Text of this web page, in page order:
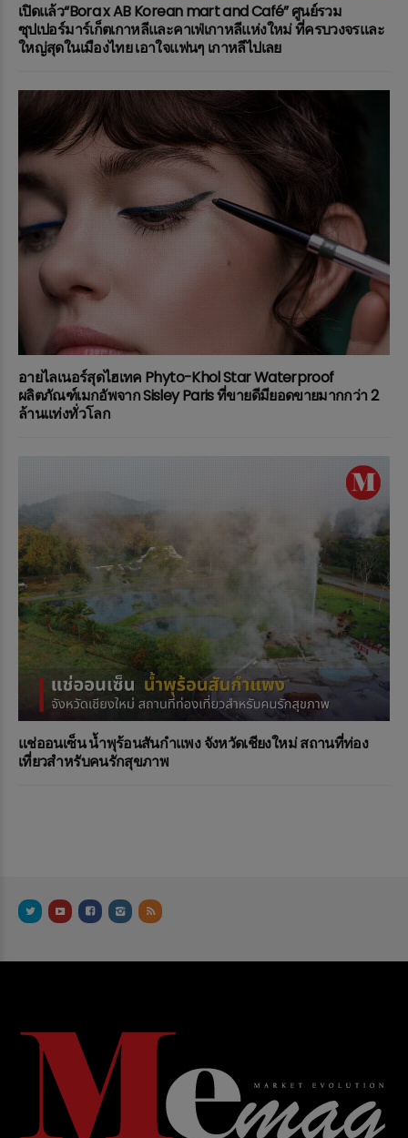
เปิดแล้ว“Bora x AB Korean mart and Café” ศูนย์รวม
ซุปเปอร์มาร์เก็ตเกาหลีและคาเฟ่เกาหลีแห่งใหม่ ที่ครบวงจรและ
ใหญ่สุดในเมืองไทย เอาใจแฟนๆ เกาหลีไปเลย
อายไลเนอร์สุดไฮเทค Phyto-Khol Star Waterproof
ผลิตภัณฑ์เมกอัพจาก Sisley Paris ที่ขายดีมียอดขายมากกว่า 2
ล้านแท่งทั่วโลก
แช่ออนเซ็น น้ำพุร้อนสันกำแพง จังหวัดเชียงใหม่ สถานที่ท่อง
เที่ยวสำหรับคนรักสุขภาพ